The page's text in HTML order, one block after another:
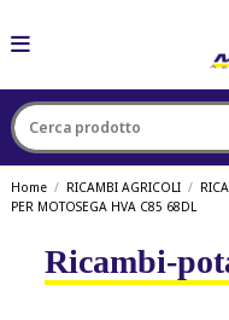
Home RICAMBI AGRICOLI
PER MOTOSEGA HVA C85 68DL
Ricambi-